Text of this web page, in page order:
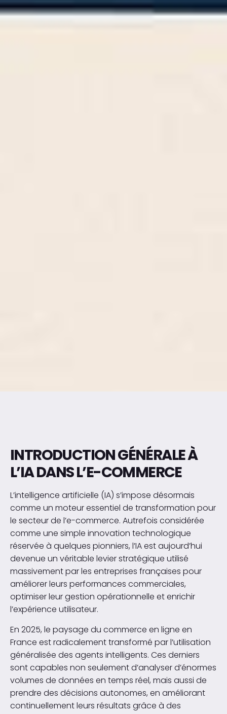
INTRODUCTION GÉNÉRALE À
L’IA DANS L’E-COMMERCE
L’intelligence artificielle (IA) s’impose désormais
comme un moteur essentiel de transformation pour
le secteur de l’e-commerce. Autrefois considérée
comme une simple innovation technologique
réservée à quelques pionniers, l’IA est aujourd’hui
devenue un véritable levier stratégique utilisé
massivement par les entreprises françaises pour
améliorer leurs performances commerciales,
optimiser leur gestion opérationnelle et enrichir
l’expérience utilisateur.
En 2025, le paysage du commerce en ligne en
France est radicalement transformé par l’utilisation
généralisée des agents intelligents. Ces derniers
sont capables non seulement d’analyser d’énormes
volumes de données en temps réel, mais aussi de
prendre des décisions autonomes, en améliorant
continuellement leurs résultats grâce à des